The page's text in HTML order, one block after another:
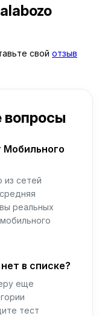
свой отзыв
вопросы
Мобильного
из сетей
реальных
в списке?
еще
тест